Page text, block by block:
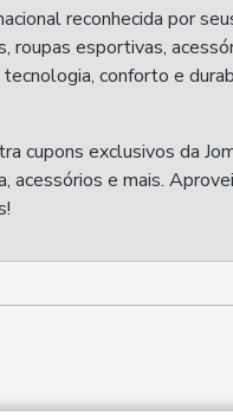
reconhecida por
roupas esportivas,
conforto e
cupons exclusivos da
acessórios e mais.